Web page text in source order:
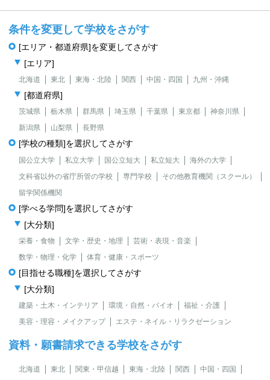
条件を変更して学校をさがす
[エリア・都道府県]を変更してさがす
[エリア]
北海道 東北 東海・北陸 関西 中国・四国 九州・沖縄
[都道府県]
茨城県 栃木県 群馬県 埼玉県 千葉県 東京都
神奈川県
新潟県
山梨県 長野県
[学校の種類]を選択してさがす
国公立大学 私立大学 国公立短大 私立短大
海外の大学
文科省以外の省庁所管の学校
専門学校
その他教育機関（スクール）
留学関係機関
[学べる学問]を選択してさがす
[大分類]
栄養・食物 文学・歴史・地理
芸術・表現・音楽
数学・物理・化学
体育・健康・スポーツ
[目指せる職種]を選択してさがす
[大分類]
建築・土木・インテリア 環境・自然・バイオ
福祉・介護
美容・理容・メイクアップ
エステ・ネイル・リラクゼーション
資料・願書請求できる学校をさがす
北海道 東北 関東・甲信越 東海・北陸 関西 中国・四国